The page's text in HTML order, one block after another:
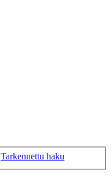
Tarkennettu haku